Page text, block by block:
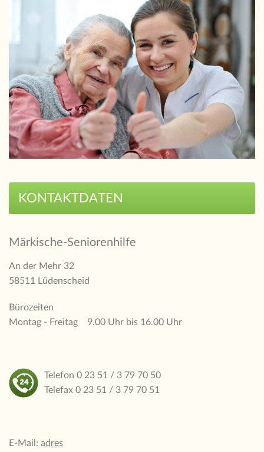
KONTAKTDATEN
Märkische-Seniorenhilfe
An der Mehr 32
58511 Lüdenscheid
Bürozeiten
Montag - Freitag 9.00 Uhr bis 16.00 Uhr
Telefon 0 23 51 / 3 79 70 50
Telefax 0 23 51 / 3 79 70 51
E-Mail: adres